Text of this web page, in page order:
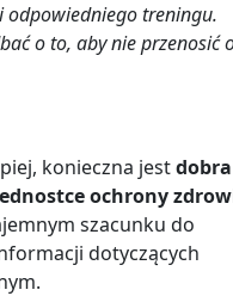
odpowiedniego treningu.
o to, aby nie przenosić
konieczna jestdobra
ochrony
szacunku do
dotyczących